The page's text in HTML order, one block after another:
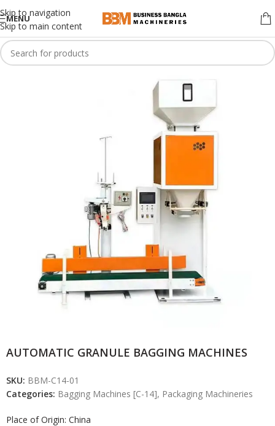
Skip to navigation
Skip to main content
MENU
AUTOMATIC GRANULE BAGGING MACHINES
SKU: BBM-C14-01
Categories: Bagging Machines [C-14], Packaging Machineries
Place of Origin: China